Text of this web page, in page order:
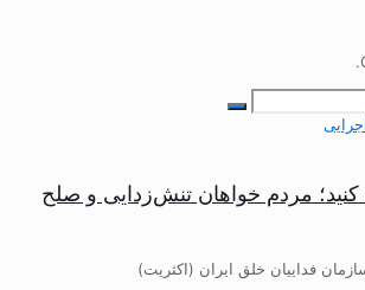
کنید؛ مردم خواهان تنش‌زدایی و صلح
فداییان خلق ایران (اکثریت)